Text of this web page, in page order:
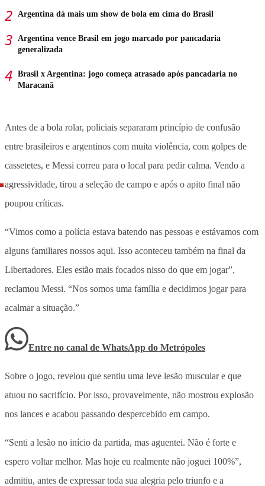
Argentina dá mais um show de bola em cima do Brasil
Argentina vence Brasil em jogo marcado por pancadaria
generalizada
Brasil x Argentina: jogo começa atrasado após pancadaria no
Maracanã
Antes de a bola rolar, policiais separaram princípio de confusão
entre brasileiros e argentinos com muita violência, com golpes de
cassetetes, e Messi correu para o local para pedir calma. Vendo a
agressividade, tirou a seleção de campo e após o apito final não
poupou críticas.
“Vimos como a polícia estava batendo nas pessoas e estávamos com
alguns familiares nossos aqui. Isso aconteceu também na final da
Libertadores. Eles estão mais focados nisso do que em jogar”,
reclamou Messi. “Nos somos uma família e decidimos jogar para
acalmar a situação.”
Entre no canal de WhatsApp do Metrópoles
Sobre o jogo, revelou que sentiu uma leve lesão muscular e que
atuou no sacrifício. Por isso, provavelmente, não mostrou explosão
nos lances e acabou passando despercebido em campo.
“Senti a lesão no início da partida, mas aguentei. Não é forte e
espero voltar melhor. Mas hoje eu realmente não joguei 100%”,
admitiu, antes de expressar toda sua alegria pelo triunfo e a